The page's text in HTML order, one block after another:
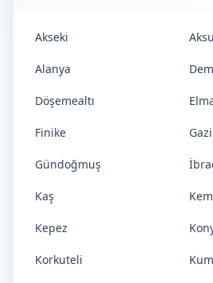
Akseki Aksu
Alanya
Döşemealtı
Finike
Gündoğmuş
Kaş
Kepez
Korkuteli